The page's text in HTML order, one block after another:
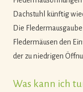
Dachstuhl künftig
Die
Fledermäusen den
der zu niedrigen
Was kann ich